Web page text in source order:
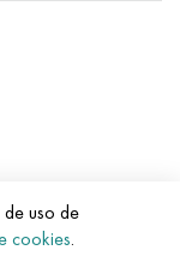
directos para el
uso de
cookies.